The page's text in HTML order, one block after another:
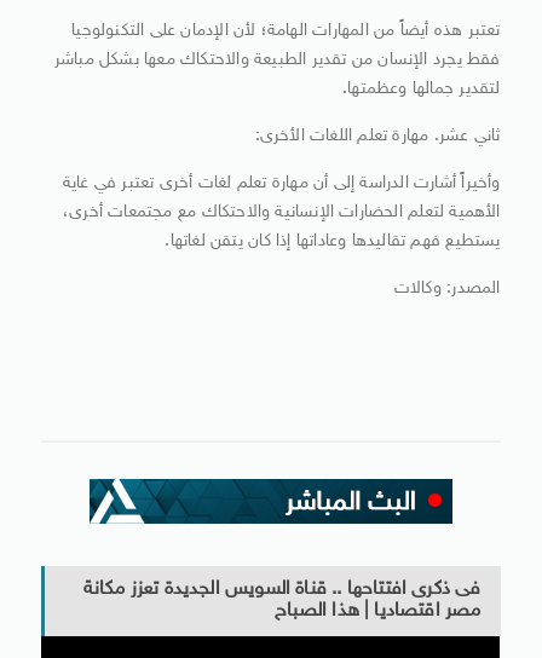
تعتبر هذه أيضاً من المهارات الهامة؛ لأن الإدمان على التكنولوجيا
فقط يجرد الإنسان من تقدير الطبيعة والاحتكاك معها بشكل مباشر
لتقدير جمالها وعظمتها.
ثاني عشر. مهارة تعلم اللغات الأخرى:
وأخيراً أشارت الدراسة إلى أن مهارة تعلم لغات أخرى تعتبر في غاية
الأهمية لتعلم الحضارات الإنسانية والاحتكاك مع مجتمعات أخرى،
يستطيع فهم تقاليدها وعاداتها إذا كان يتقن لغاتها.
المصدر: وكالات
فى ذكرى افتتاحها .. قناة السويس الجديدة تعزز مكانة
مصر اقتصاديا | هذا الصباح